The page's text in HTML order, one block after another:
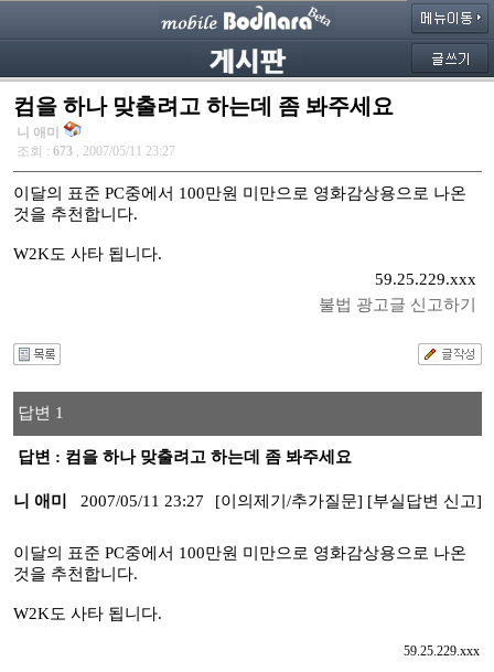
컴을 하나 맞출려고 하는데 좀 봐주세요
니 애미
조회 : 673 , 2007/05/11 23:27
이달의 표준 PC중에서 100만원 미만으로 영화감상용으로 나온
것을 추천합니다.
W2K도 사타 됩니다.
59.25.229.xxx
불법 광고글 신고하기
답변 1
답변 : 컴을 하나 맞출려고 하는데 좀 봐주세요
니 애미 2007/05/11 23:27 [이의제기/추가질문] [부실답변 신고]
이달의 표준 PC중에서 100만원 미만으로 영화감상용으로 나온
것을 추천합니다.
W2K도 사타 됩니다.
59.25.229.xxx